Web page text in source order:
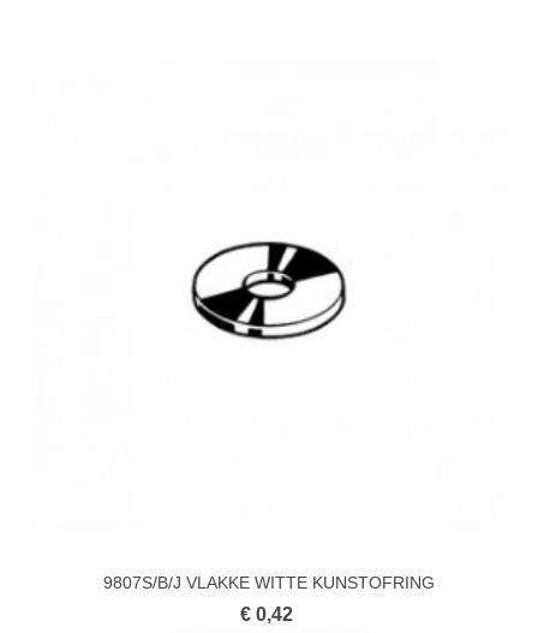
9807S/B/J VLAKKE WITTE KUNSTOFRING
€ 0,42